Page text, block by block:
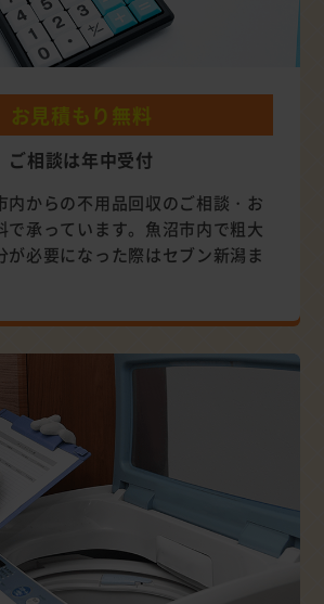
お見積もり無料
ご相談は年中受付
内からの不用品回収のご相談・お
で承っています。魚沼市内で粗大
が必要になった際はセブン新潟ま